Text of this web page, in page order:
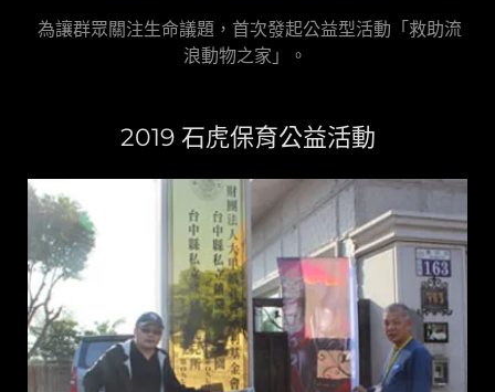
為讓群眾關注生命議題，首次發起公益型活動「救助流
浪動物之家」。
2019 石虎保育公益活動